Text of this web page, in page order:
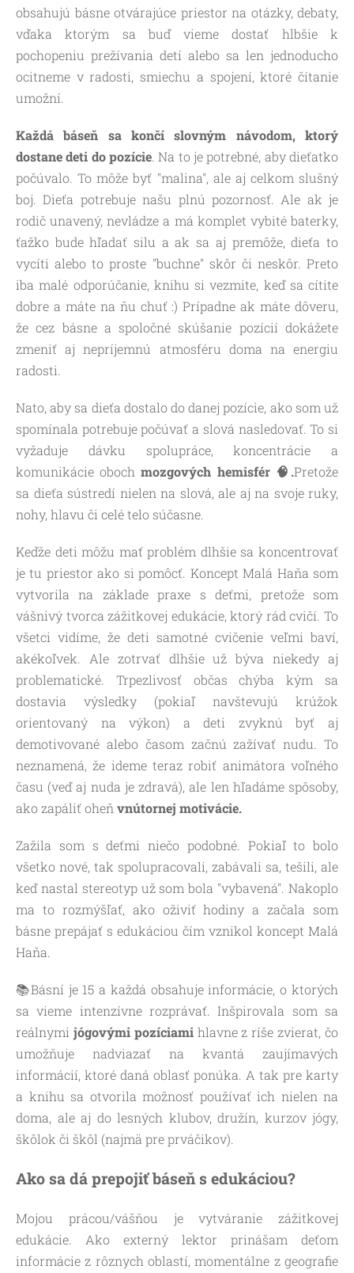
obsahujú básne otvárajúce priestor na otázky, debaty,
vďaka ktorým sa buď vieme dostať hlbšie k
pochopeniu prežívania detí alebo sa len jednoducho
ocitneme v radosti, smiechu a spojení, ktoré čítanie
umožní.
Každá báseň sa končí slovným návodom, ktorý
dostane deti do pozície. Na to je potrebné, aby dieťatko
počúvalo. To môže byť "malina", ale aj celkom slušný
boj. Dieťa potrebuje našu plnú pozornosť. Ale ak je
rodič unavený, nevládze a má komplet vybité baterky,
ťažko bude hľadať silu a ak sa aj premôže, dieťa to
vycíti alebo to proste "buchne" skôr či neskôr. Preto
iba malé odporúčanie, knihu si vezmite, keď sa cítite
dobre a máte na ňu chuť :) Prípadne ak máte dôveru,
že cez básne a spoločné skúšanie pozícií dokážete
zmeniť aj nepríjemnú atmosféru doma na energiu
radosti.
Nato, aby sa dieťa dostalo do danej pozície, ako som už
spomínala potrebuje počúvať a slová nasledovať. To si
vyžaduje dávku spolupráce, koncentrácie a
komunikácie obochmozgových hemisfér 🧠.Pretože
sa dieťa sústredí nielen na slová, ale aj na svoje ruky,
nohy, hlavu či celé telo súčasne.
Keďže deti môžu mať problém dlhšie sa koncentrovať
je tu priestor ako si pomôcť. Koncept Malá Haňa som
vytvorila na základe praxe s deťmi, pretože som
vášnivý tvorca zážitkovej edukácie, ktorý rád cvičí. To
všetci vidíme, že deti samotné cvičenie veľmi baví,
akékoľvek. Ale zotrvať dlhšie už býva niekedy aj
problematické. Trpezlivosť občas chýba kým sa
dostavia výsledky (pokiaľ navštevujú krúžok
orientovaný na výkon) a deti zvyknú byť aj
demotivované alebo časom začnú zažívať nudu. To
neznamená, že ideme teraz robiť animátora voľného
času (veď aj nuda je zdravá), ale len hľadáme spôsoby,
ako zapáliť oheň vnútornej motivácie.
Zažila som s deťmi niečo podobné. Pokiaľ to bolo
všetko nové, tak spolupracovali, zabávali sa, tešili, ale
keď nastal stereotyp už som bola "vybavená". Nakoplo
ma to rozmýšľať, ako oživiť hodiny a začala som
básne prepájať s edukáciou čím vznikol koncept Malá
Haňa.
📚Básní je 15 a každá obsahuje informácie, o ktorých
sa vieme intenzívne rozprávať. Inšpirovala som sa
reálnymi jógovými pozíciami hlavne z ríše zvierat, čo
umožňuje nadviazať na kvantá zaujímavých
informácií, ktoré daná oblasť ponúka. A tak pre karty
a knihu sa otvorila možnosť používať ich nielen na
doma, ale aj do lesných klubov, družín, kurzov jógy,
škôlok či škôl (najmä pre prváčikov).
Ako sa dá prepojiť báseň s edukáciou?
Mojou prácou/vášňou je vytváranie zážitkovej
edukácie. Ako externý lektor prinášam deťom
informácie z rôznych oblastí, momentálne z geografie